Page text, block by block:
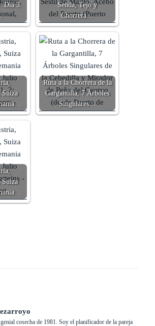
Dia 3:
Senda, Tejo y
Chorrera…
Suiza
Ruta a la Chorrera de la
Gargantilla, 7 Árboles
Singulares…
Suiza
cosecha de 1981. Soy el planificador de la pareja